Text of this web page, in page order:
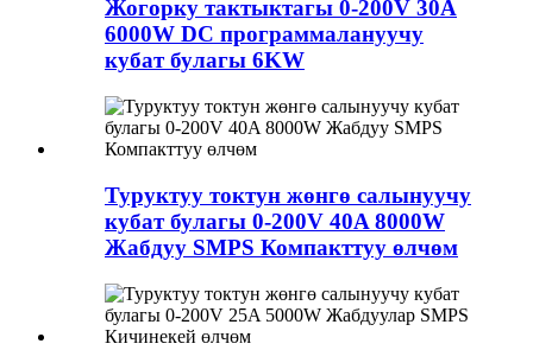
Жогорку тактыктагы 0-200V 30A
6000W DC программалануучу
кубат булагы 6KW
Туруктуу токтун жөнгө салынуучу
кубат булагы 0-200V 40A 8000W
Жабдуу SMPS Компакттуу өлчөм